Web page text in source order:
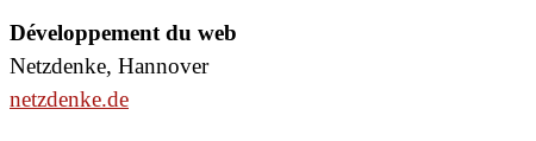
Développement du web
Netzdenke, Hannover
netzdenke.de